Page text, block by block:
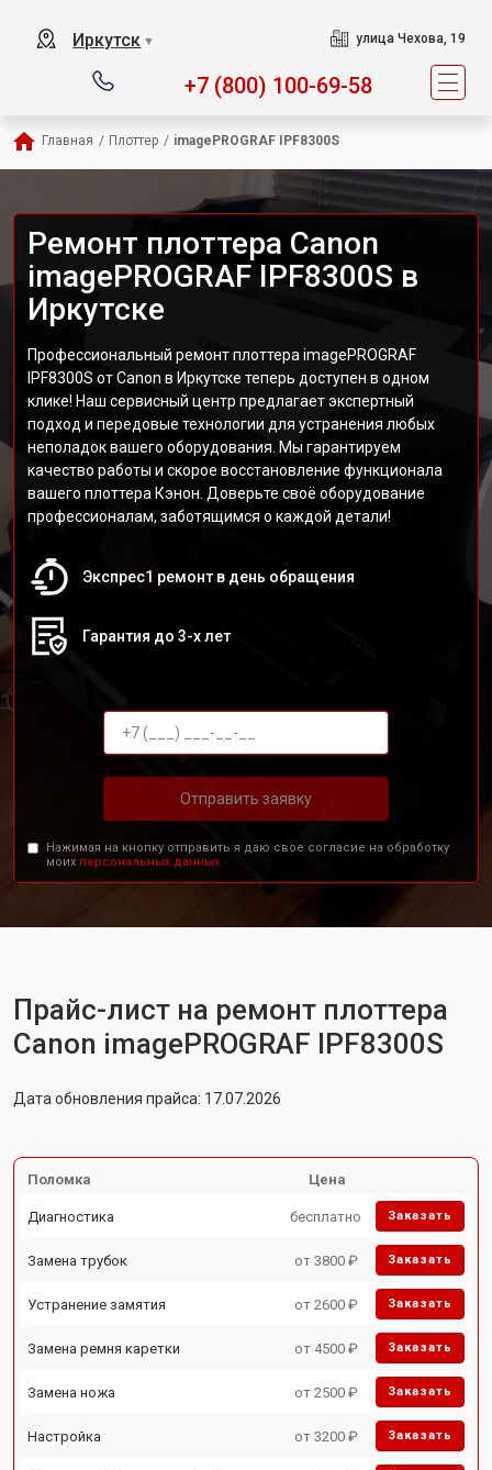
Иркутск ▼ улица Чехова, 19
+7 (800) 100-69-58
Главная / Плоттер / imagePROGRAF IPF8300S
Ремонт плоттера Canon
imagePROGRAF IPF8300S в
Иркутске
Профессиональный ремонт плоттера imagePROGRAF
IPF8300S от Canon в Иркутске теперь доступен в одном
клике! Наш сервисный центр предлагает экспертный
подход и передовые технологии для устранения любых
неполадок вашего оборудования. Мы гарантируем
качество работы и скорое восстановление функционала
вашего плоттера Кэнон. Доверьте своё оборудование
профессионалам, заботящимся о каждой детали!
Экспрес1 ремонт в день обращения
Гарантия до 3-х лет
Отправить заявку
Нажимая на кнопку отправить я даю свое согласие на обработку
моих персональных данных.
Прайс-лист на ремонт плоттера
Canon imagePROGRAF IPF8300S
Дата обновления прайса: 17.07.2026
Поломка Цена
Диагностика бесплатно Заказать
Замена трубок от 3800 ₽ Заказать
Устранение замятия от 2600 ₽ Заказать
Замена ремня каретки от 4500 ₽ Заказать
Замена ножа от 2500 ₽ Заказать
Настройка от 3200 ₽ Заказать